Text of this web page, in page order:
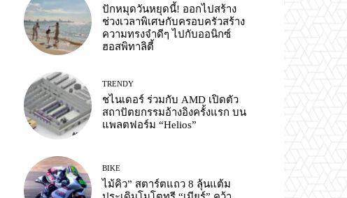
ปักหมุดวันหยุดนี้! ออกไปสร้าง
ช่วงเวลาพิเศษกับครอบครัวสร้าง
ความทรงจำดีๆ ไปกับออนิกซ์
ฮอสพิทาลิตี้
TRENDY
ชไนเดอร์ ร่วมกับ AMD เปิดตัว
สถาปัตยกรรมอ้างอิงครั้งแรก บน
แพลตฟอร์ม “Helios”
BIKE
ไม้คิว” สตาร์ตแถว 8 ลุ้นแต้ม